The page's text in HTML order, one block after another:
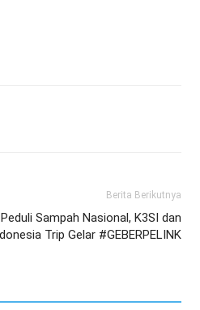
Berita Berikutnya
Sampah Nasional, K3SI dan
Trip Gelar #GEBERPELINK